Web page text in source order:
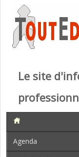
Le site
Agenda